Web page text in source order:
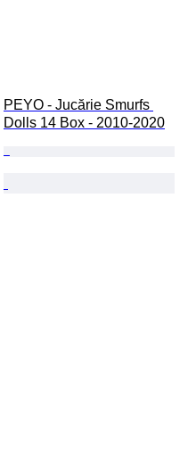
PEYO - Jucărie Smurfs
Dolls 14 Box - 2010-2020